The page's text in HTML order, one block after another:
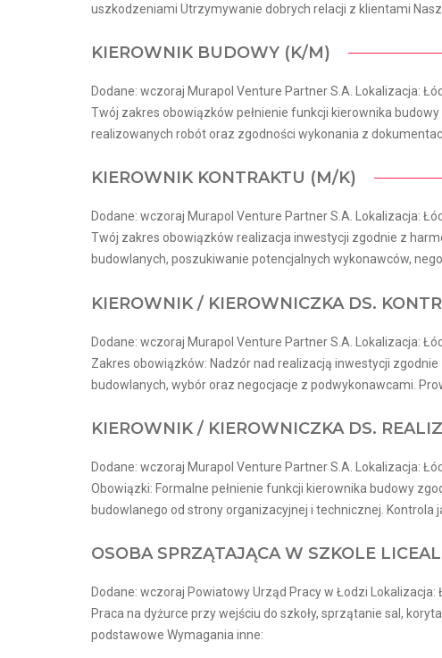
uszkodzeniami Utrzymywanie dobrych relacji z klientami
KIEROWNIK BUDOWY (K/M)
Dodane: wczoraj Murapol Venture Partner S.A. Lokalizacja:
Twój zakres obowiązków pełnienie funkcji kierownika
realizowanych robót oraz zgodności wykonania z
KIEROWNIK KONTRAKTU (M/K)
Dodane: wczoraj Murapol Venture Partner S.A. Lokalizacja:
Twój zakres obowiązków realizacja inwestycji zgodnie z
budowlanych, poszukiwanie potencjalnych wykonawców,
KIEROWNIK / KIEROWNICZKA DS.
Dodane: wczoraj Murapol Venture Partner S.A. Lokalizacja:
Zakres obowiązków: Nadzór nad realizacją inwestycji
budowlanych, wybór oraz negocjacje z podwykonawcami.
KIEROWNIK / KIEROWNICZKA DS.
Dodane: wczoraj Murapol Venture Partner S.A. Lokalizacja:
Obowiązki: Formalne pełnienie funkcji kierownika budowy
budowlanego od strony organizacyjnej i technicznej. Kontrola
OSOBA SPRZĄTAJĄCA W SZKOLE
Dodane: wczoraj Powiatowy Urząd Pracy w Łodzi Lokalizacja:
Praca na dyżurce przy wejściu do szkoły, sprzątanie sal,
podstawowe Wymagania inne: